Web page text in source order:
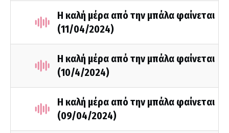
Η καλή μέρα από την μπάλα φαίνεται
(11/04/2024)
Η καλή μέρα από την μπάλα φαίνεται
(10/4/2024)
Η καλή μέρα από την μπάλα φαίνεται
(09/04/2024)